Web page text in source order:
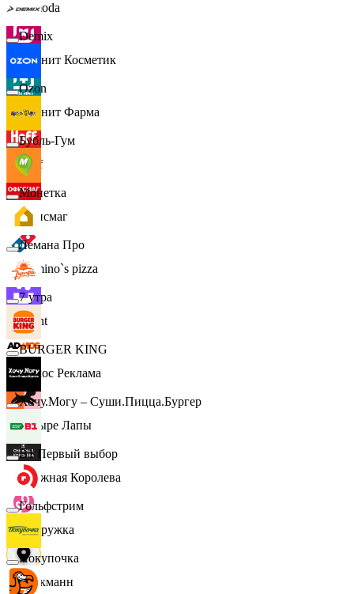
Lamoda
Магнит Косметик
Магнит Фарма
Hoff
Офисмаг
Domino`s pizza
Urent
Эдмос Реклама
Четыре Лапы
Снежная Королева
Подружка
Стокманн
Demix
Ozon
Бубль-Гум
Монетка
Лемана Про
7 утра
BURGER KING
Хочу.Могу – Суши.Пицца.Бургер
B1 Первый выбор
Гольфстрим
Покупочка